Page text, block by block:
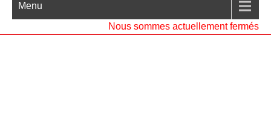
Menu
Nous sommes actuellement fermés